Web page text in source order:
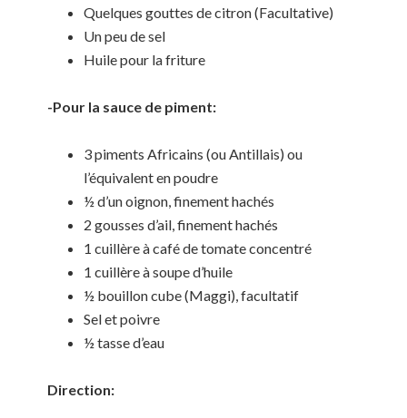
Quelques gouttes de citron (Facultative)
Un peu de sel
Huile pour la friture
-Pour la sauce de piment:
3 piments Africains (ou Antillais) ou
l’équivalent en poudre
½ d’un oignon, finement hachés
2 gousses d’ail, finement hachés
1 cuillère à café de tomate concentré
1 cuillère à soupe d’huile
½ bouillon cube (Maggi), facultatif
Sel et poivre
½ tasse d’eau
Direction: